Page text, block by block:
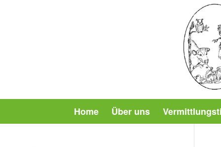
Home Über uns